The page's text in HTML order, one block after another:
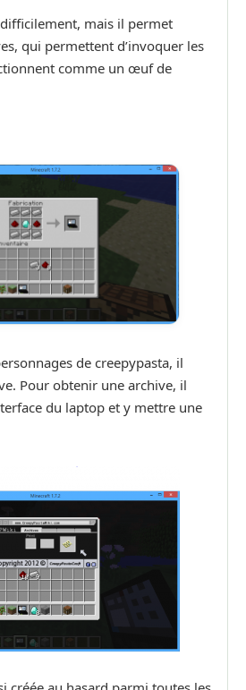
mais il permet
qui permettent d’invoquer les
comme un œuf de
de creepypasta, il
Pour obtenir une archive, il
du laptop et y mettre une